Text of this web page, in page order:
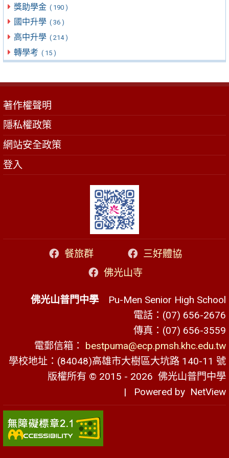
獎助學金 ( 190 )
國中升學 ( 36 )
高中升學 ( 214 )
轉學考 ( 15 )
著作權聲明
隱私權政策
網站安全政策
登入
餐旅群
三好體協
佛光山寺
佛光山普門中學 Pu-Men Senior High School
電話：(07) 656-2676
傳真：(07) 656-3559
電郵信箱： bestpuma@ecp.pmsh.khc.edu.tw
學校地址：(84048)高雄市大樹區大坑路 140-11 號
版權所有 © 2015 - 2026 佛光山普門中學
| Powered by NetView